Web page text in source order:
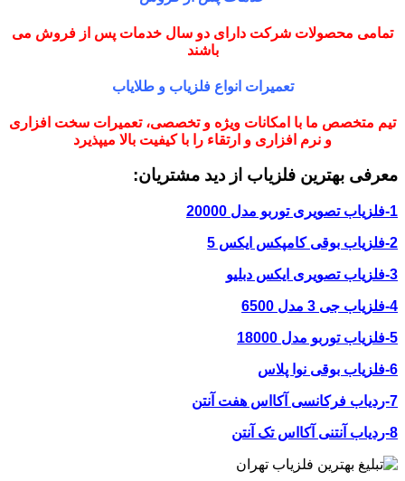
تمامی محصولات شرکت دارای دو سال خدمات پس از فروش می
باشند
تعمیرات انواع فلزیاب و طلایاب
تیم متخصص ما با امکانات ویژه و تخصصی، تعمیرات سخت افزاری
و نرم افزاری و ارتقاء را با کیفیت بالا میپذیرد
معرفی بهترین فلزیاب از دید مشتریان:
1-فلزیاب تصویری توربو مدل 20000
2-فلزیاب بوقی کامپکس ایکس 5
3-فلزیاب تصویری ایکس دبلیو
4-فلزیاب جی 3 مدل 6500
5-فلزیاب توربو مدل 18000
6-فلزیاب بوقی نوا پلاس
7-ردیاب فرکانسی آکااس هفت آنتن
8-ردیاب آنتنی آکااس تک آنتن